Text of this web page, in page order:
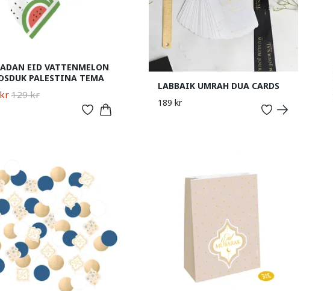
EID VATTENMELON
PALESTINA TEMA
129 kr
LABBAIK UMRAH DUA CARDS
189 kr